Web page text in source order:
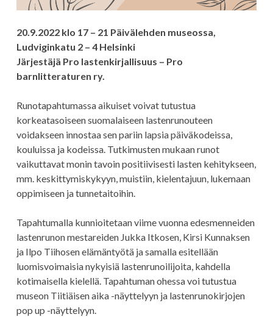
20.9.2022 klo 17 – 21 Päivälehden museossa,
Ludviginkatu 2 – 4 Helsinki
Järjestäjä Pro lastenkirjallisuus – Pro
barnlitteraturen ry.
Runotapahtumassa aikuiset voivat tutustua
korkeatasoiseen suomalaiseen lastenrunouteen
voidakseen innostaa sen pariin lapsia päiväkodeissa,
kouluissa ja kodeissa. Tutkimusten mukaan runot
vaikuttavat monin tavoin positiivisesti lasten kehitykseen,
mm. keskittymiskykyyn, muistiin, kielentajuun, lukemaan
oppimiseen ja tunnetaitoihin.
Tapahtumalla kunnioitetaan viime vuonna edesmenneiden
lastenrunon mestareiden Jukka Itkosen, Kirsi Kunnaksen
ja Ilpo Tiihosen elämäntyötä ja samalla esitellään
luomisvoimaisia nykyisiä lastenrunoilijoita, kahdella
kotimaisella kielellä. Tapahtuman ohessa voi tutustua
museon Tiitiäisen aika -näyttelyyn ja lastenrunokirjojen
pop up -näyttelyyn.